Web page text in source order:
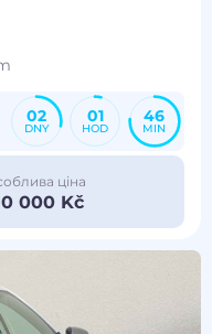
02
DNY
01
HOD
46
MIN
ціна
000 Kč